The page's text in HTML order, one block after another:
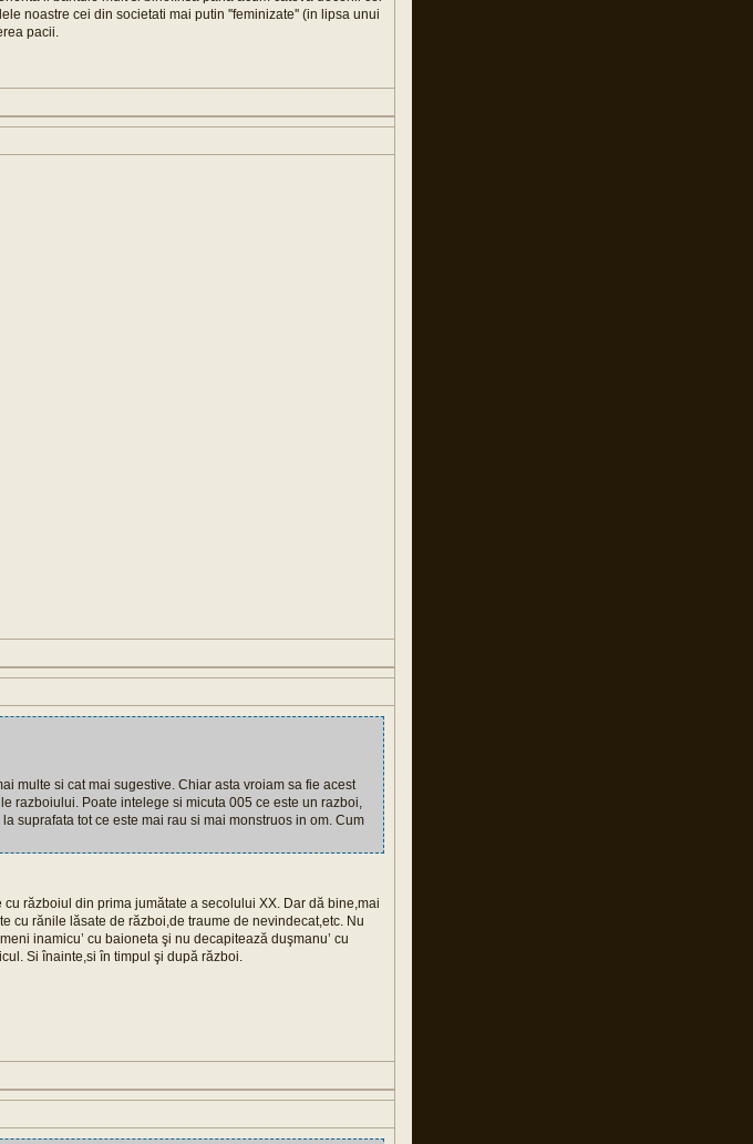
noastre cei din societati mai putin ''feminizate'' (in lipsa unui
pacii.
multe si cat mai sugestive. Chiar asta vroiam sa fie acest
razboiului. Poate intelege si micuta 005 ce este un razboi,
suprafata tot ce este mai rau si mai monstruos in om. Cum
războiul din prima jumătate a secolului XX. Dar dă bine,mai
cu rănile lăsate de război,de traume de nevindecat,etc. Nu
inamicu’ cu baioneta şi nu decapitează duşmanu’ cu
Si înainte,si în timpul şi după război.